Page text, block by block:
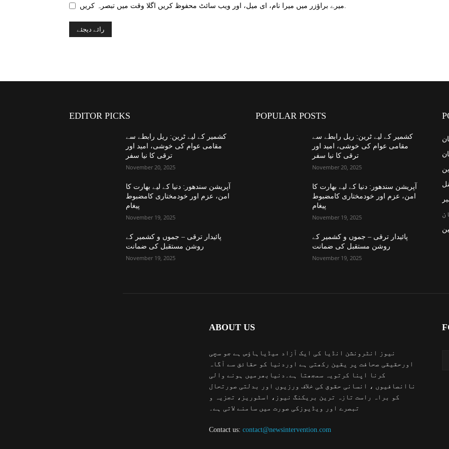
میرے براؤزر میں میرا نام، ای میل، اور ویب سائٹ محفوظ کریں اگلا وقت میں تبصرہ کریں.
EDITOR PICKS
کشمیر کے لیے ٹرین: ریل رابطے سے
مقامی عوام کی خوشی، امید اور
ترقی کا نیا سفر
November 20, 2025
آپریشن سندھور: دنیا کے لیے بھارت کا
امن، عزم اور خودمختاری کامضبوط
پیغام
November 19, 2025
پائیدار ترقی – جموں و کشمیر کے
روشن مستقبل کی ضمانت
November 19, 2025
POPULAR POSTS
کشمیر کے لیے ٹرین: ریل رابطے سے
مقامی عوام کی خوشی، امید اور
ترقی کا نیا سفر
November 20, 2025
آپریشن سندھور: دنیا کے لیے بھارت کا
امن، عزم اور خودمختاری کامضبوط
پیغام
November 19, 2025
پائیدار ترقی – جموں و کشمیر کے
روشن مستقبل کی ضمانت
November 19, 2025
ABOUT US
نیوز انٹرونشن انڈیا کی ایک آزاد میڈیاہاؤس ہے جو سچی
اورحقیقی صحافت پر یقین رکھتی ہے اوردنیا کو حقائق سے آگاہ
کرنا اپنا کرتویہ سمجھتا ہے۔دنیابھرمیں ہونے والی
ناانصافیوں ، انسانی حقوق کی خلاف ورزیوں اور بدلتی صورتحال
کو براہ راست تازہ ترین بریکنگ نیوز، اسٹوریز، تجزیہ و
تبصرے اور ویڈیوزکی صورت میں سامنے لاتی ہے۔
Contact us: contact@newsintervention.com